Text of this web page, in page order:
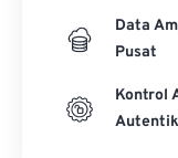
Data
Pusat
Kontrol